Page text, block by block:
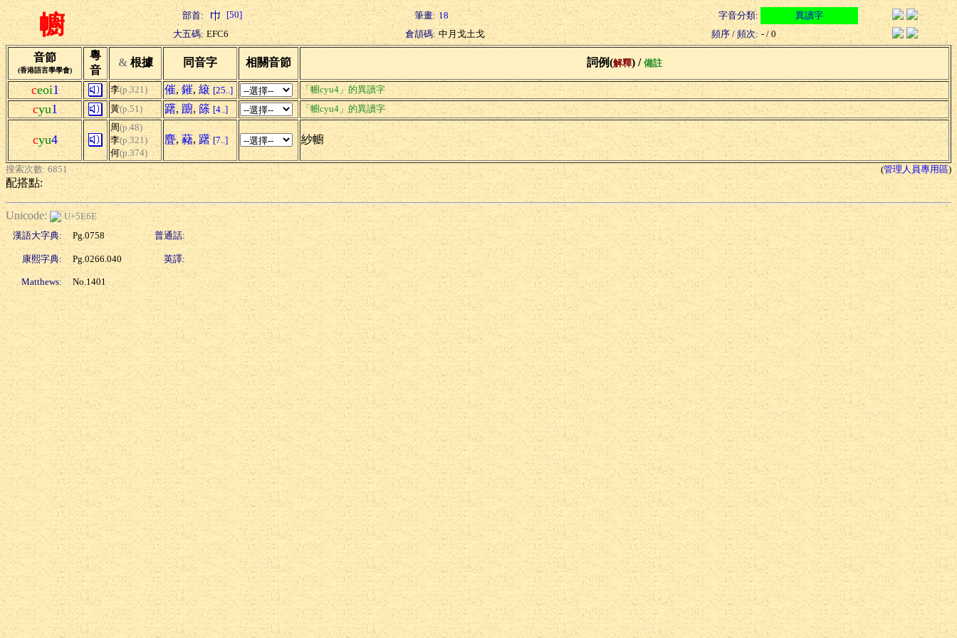
幮 部首: [50] 筆畫: 18 字音分類:
異讀字
大五碼: EFC6 倉頡碼: 中月戈土戈 頻序 / 頻次: - / 0
音節
(香港語言學學會)
粵
音
& 根據 同音字 相關音節 詞例(解釋) / 備註
ceoi1 李(p.321) 催, 鏙, 縗 [25..] 「幮cyu4」的異讀字
cyu1 黃(p.51) 躇, 躕, 篨 [4..] 「幮cyu4」的異讀字
cyu4
周(p.48)
李(p.321)
何(p.374)
麆, 藸, 躇 [7..] 紗幮
搜索次數: 6851 (管理人員專用區)
配搭點:
Unicode:
U+5E6E
漢語大字典:
Pg.0758 普通話:
康熙字典: Pg.0266.040 英譯:
Matthews: No.1401